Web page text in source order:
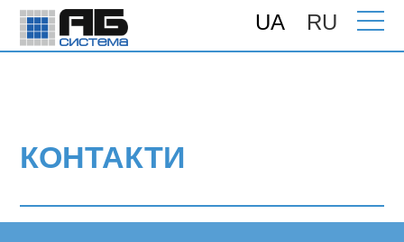
UA RU
Головна> Контакти
КОНТАКТИ